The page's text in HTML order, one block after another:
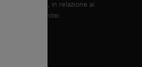
e/o indiretta, in relazione ai
a scelta tramite: